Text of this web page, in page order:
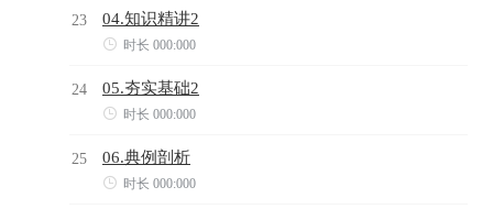
23 04.知识精讲2
 时长 000:000
24 05.夯实基础2
 时长 000:000
25 06.典例剖析
 时长 000:000